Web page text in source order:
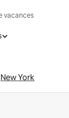
vacances
New York